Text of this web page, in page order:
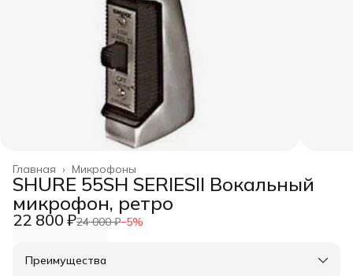
Микрофоны
Главная ›
SHURE 55SH SERIESII Вокальный
микрофон, ретро
22 800 ₽24 000 ₽−5%
Преимущества